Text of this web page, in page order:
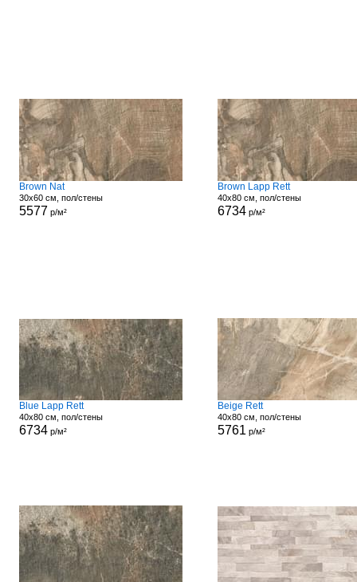
Brown Nat
30x60 см, пол/стены
5577 р/м²
Brown Lapp Rett
40x80 см, пол/стены
6734р/м²
Blue Lapp Rett
40x80 см, пол/стены
6734р/м²
Beige Rett
40x80 см, пол/стены
5761 р/м²